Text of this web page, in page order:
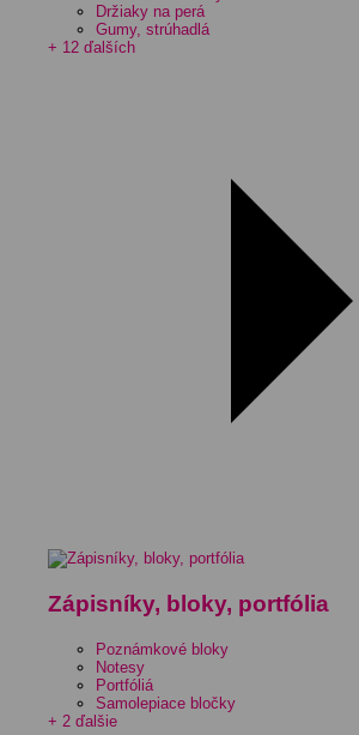
Držiaky na perá
Gumy, strúhadlá
+ 12 ďalších
Zápisníky, bloky, portfólia
Poznámkové bloky
Notesy
Portfóliá
Samolepiace bločky
+ 2 ďalšie